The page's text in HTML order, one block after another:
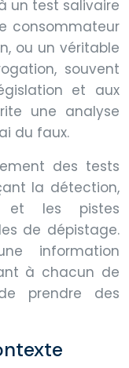
un test salivaire
consommateur
ou un véritable
souvent
et aux
une analyse
du faux.
des tests
la détection,
et les pistes
de dépistage.
information
à chacun de
prendre des